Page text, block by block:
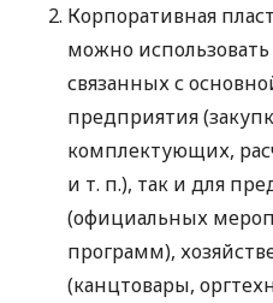
Корпоративная
можно
связанных с
предприятия
комплектующих,
и т. п.), так и для
(официальных
программ),
(канцтовары,